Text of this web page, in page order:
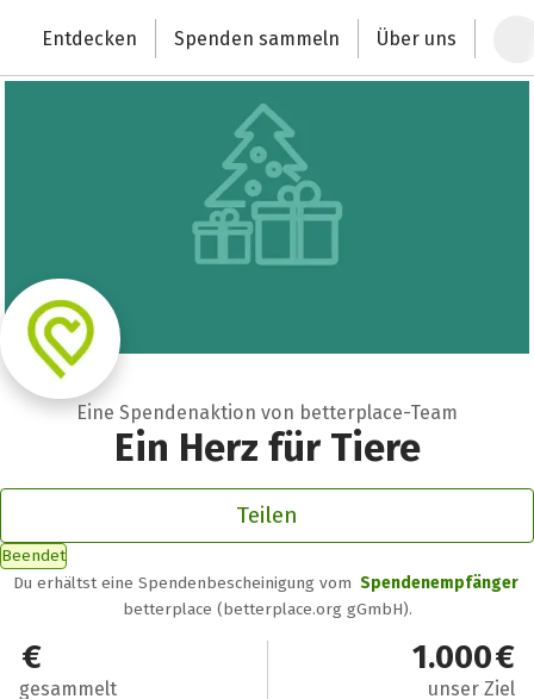
Deutschlands größte Spendenplattform
Entdecken Spenden sammeln Über uns
Eine Spendenaktion von betterplace-Team
Ein Herz für Tiere
Teilen
Beendet
Du erhältst eine Spendenbescheinigung vom Spendenempfänger
betterplace (betterplace.org gGmbH).
0 €
gesammelt
1.000 €
unser Ziel